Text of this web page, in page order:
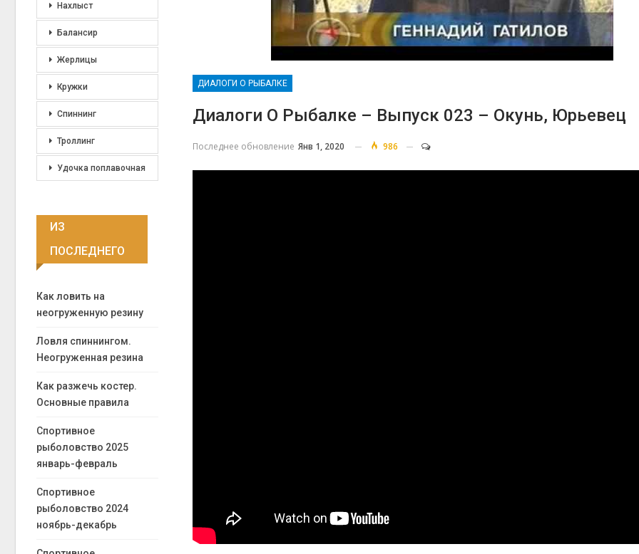
ДИАЛОГИ О РЫБАЛКЕ
Диалоги О Рыбалке – Выпуск 023 – Окунь, Юрьевец
Последнее обновление Янв 1, 2020 986
Нахлыст
Балансир
Жерлицы
Кружки
Спиннинг
Троллинг
Удочка поплавочная
ИЗ
ПОСЛЕДНЕГО
Как ловить на
неогруженную резину
Ловля спиннингом.
Неогруженная резина
Как разжечь костер.
Основные правила
Спортивное
рыболовство 2025
январь-февраль
Спортивное
рыболовство 2024
ноябрь-декабрь